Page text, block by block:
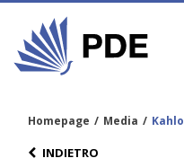
Homepage / Media / Kahlo
INDIETRO